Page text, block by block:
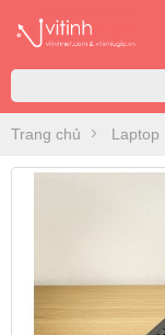
Trang chủ Laptop